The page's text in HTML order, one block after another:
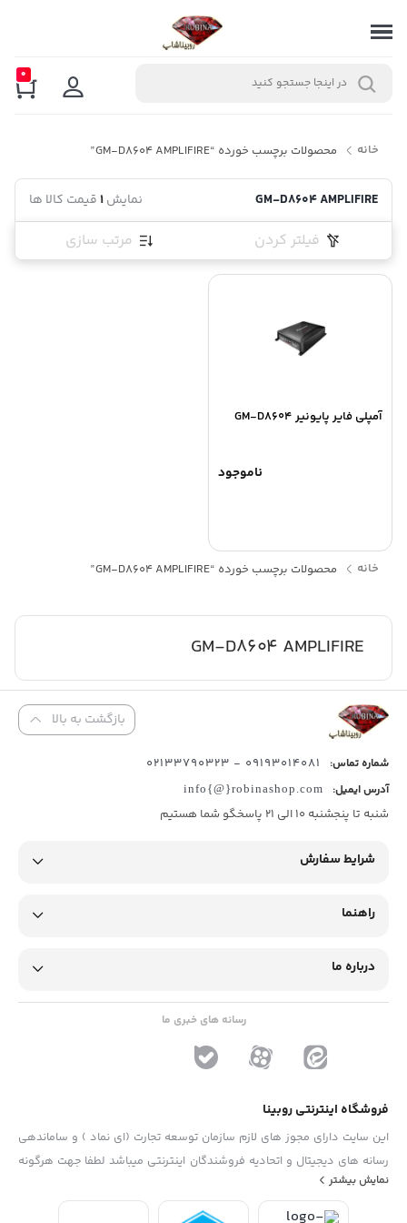
0
خانه محصولات برچسب خورده “GM-D8604 AMPLIFIRE”
GM-D8604 AMPLIFIRE نمایش1قیمت کالا ها
فیلتر کردن مرتب سازی
آمپلي فاير پايونير GM-D8604
ناموجود
خانه محصولات برچسب خورده “GM-D8604 AMPLIFIRE”
GM-D8604 AMPLIFIRE
بازگشت به بالا
شماره تماس: 09193014081 - 02133790323
آدرس ایمیل: info{@}robinashop.com
شنبه تا پنجشنبه 10 الی 21 پاسخگو شما هستیم
شرایط سفارش
راهنما
درباره ما
رسانه های خبری ما
فروشگاه اینترنتی روبینا
این سایت دارای مجوز های لازم سازمان توسعه تجارت (ای نماد ) و ساماندهی
رسانه های دیجیتال و اتحادیه فروشندگان اینترنتی میباشد لطفا جهت هرگونه
پیشنهاد ، انتفاد و یا شکایات از فرم "تماس با ما" استفاده نمایید . تلفن های
نمایش بیشتر